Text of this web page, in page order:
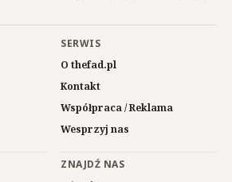
SERWIS
O thefad.pl
Kontakt
Współpraca / Reklama
Wesprzyj nas
ZNAJDŹ NAS